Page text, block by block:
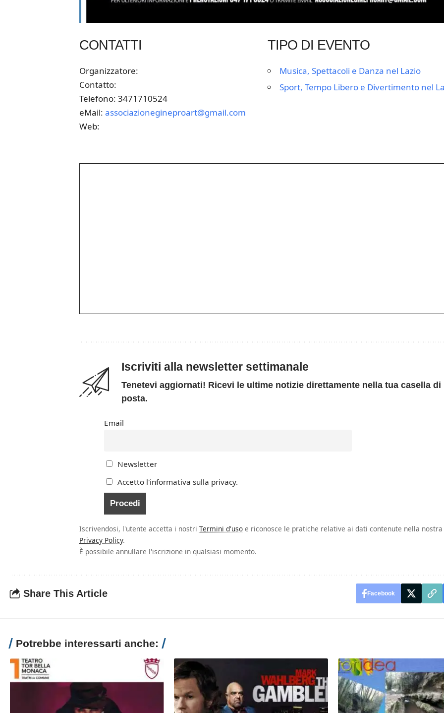
CONTATTI
Organizzatore:
Contatto:
Telefono: 3471710524
eMail: associazionegineproart@gmail.com
Web:
TIPO DI EVENTO
Musica, Spettacoli e Danza nel Lazio
Sport, Tempo Libero e Divertimento nel
Iscriviti alla newsletter settimanale
Tenetevi aggiornati! Ricevi le ultime notizie direttamente nella tua casella di
posta.
Email
Newsletter
Accetto l'informativa sulla privacy.
Iscrivendosi, l'utente accetta i nostri Termini d'usoe riconosce le pratiche relative ai dati contenute nella nostra
Privacy Policy.
È possibile annullare l'iscrizione in qualsiasi momento.
Share This Article Facebook
Potrebbe interessarti anche: